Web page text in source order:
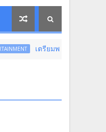
เตรียมพบกับ...การแสดงโขนสุดยิ่ง